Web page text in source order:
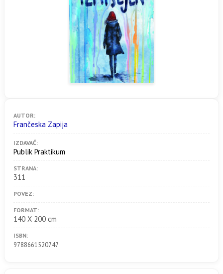
AUTOR:
Frančeska Zapija
IZDAVAČ:
Publik Praktikum
STRANA:
311
POVEZ:
FORMAT:
140 X 200 cm
ISBN:
9788661520747